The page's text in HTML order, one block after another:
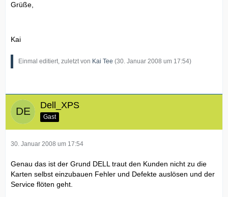
Grüße,
Kai
Einmal editiert, zuletzt von Kai Tee (30. Januar 2008 um 17:54)
Dell_XPS
Gast
30. Januar 2008 um 17:54
Genau das ist der Grund DELL traut den Kunden nicht zu die
Karten selbst einzubauen Fehler und Defekte auslösen und der
Service flöten geht.